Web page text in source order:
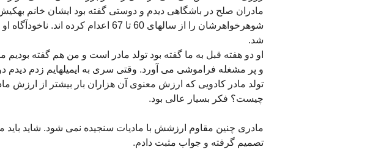
مادران صلح در باشگاهی دیدم و دوستی گفته بود ایشان خانم
شوهرخواهرشان را از سالهای 60 تا 67 اعدام
شد.
او دو هفته قبل به ما گفته بود تولد مادر است و من هم گفته
و پر مشغله فراموشی می آورد. وقتی سری به ایمیلهایم زدم دیدم
تولد مادر کادویی که ارزش معنوی آن هزاران بار بیشتر از ارزش
چیست؟ فکر بسیار عالی بود.
مادری چنین مقاوم ارزشش با مادیات سنجیده نمی شود. شاید
تصمیم گرفته و جواب مثبت دادم.